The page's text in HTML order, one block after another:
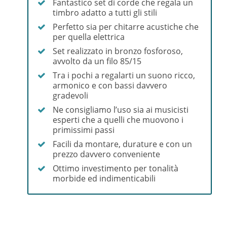
Fantastico set di corde che regala un
timbro adatto a tutti gli stili
Perfetto sia per chitarre acustiche che
per quella elettrica
Set realizzato in bronzo fosforoso,
avvolto da un filo 85/15
Tra i pochi a regalarti un suono ricco,
armonico e con bassi davvero
gradevoli
Ne consigliamo l’uso sia ai musicisti
esperti che a quelli che muovono i
primissimi passi
Facili da montare, durature e con un
prezzo davvero conveniente
Ottimo investimento per tonalità
morbide ed indimenticabili